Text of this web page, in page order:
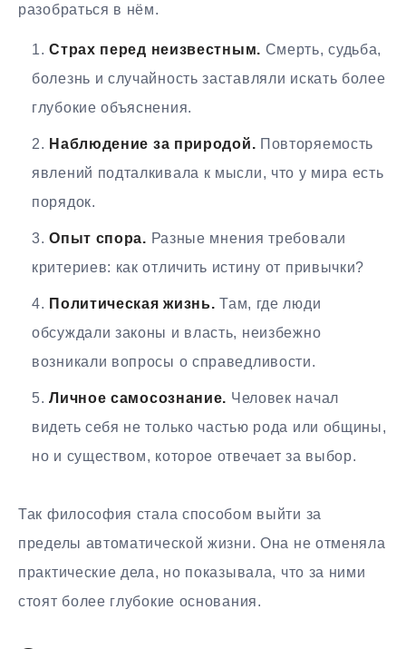
разобраться в нём.
Страх перед неизвестным. Смерть, судьба,
болезнь и случайность заставляли искать более
глубокие объяснения.
Наблюдение за природой. Повторяемость
явлений подталкивала к мысли, что у мира есть
порядок.
Опыт спора. Разные мнения требовали
критериев: как отличить истину от привычки?
Политическая жизнь. Там, где люди
обсуждали законы и власть, неизбежно
возникали вопросы о справедливости.
Личное самосознание. Человек начал
видеть себя не только частью рода или общины,
но и существом, которое отвечает за выбор.
Так философия стала способом выйти за
пределы автоматической жизни. Она не отменяла
практические дела, но показывала, что за ними
стоят более глубокие основания.